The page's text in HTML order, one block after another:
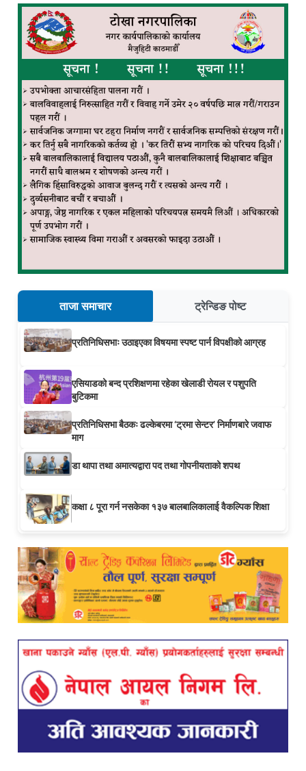
ताजा समाचार ट्रेन्डिङ पोष्ट
प्रतिनिधिसभाः उठाइएका विषयमा स्पष्ट पार्न विपक्षीको आग्रह
एसियाडको बन्द प्रशिक्षणमा रहेका खेलाडी रोयल र पशुपति
बुटिकमा
प्रतिनिधिसभा बैठकः ढल्केबरमा ‘ट्रमा सेन्टर’ निर्माणबारे जवाफ
माग
डा थापा तथा अमात्यद्वारा पद तथा गोपनीयताको शपथ
कक्षा ८ पूरा गर्न नसकेका १३७ बालबालिकालाई वैकल्पिक शिक्षा